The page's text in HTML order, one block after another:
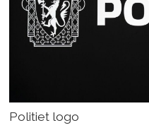
Politiet logo